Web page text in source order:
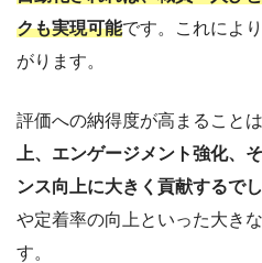
クも実現可能です。これによ
がります。
評価への納得度が高まることは
上、エンゲージメント強化、
ンス向上に大きく貢献するで
や定着率の向上といった大き
す。